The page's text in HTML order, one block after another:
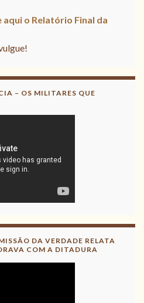
aqui o Relatório Final da
– OS MILITARES QUE
DA VERDADE RELATA
COM A DITADURA